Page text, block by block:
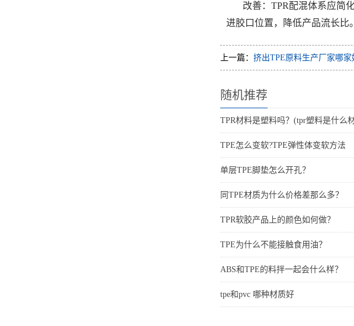
改善：TPR配混体系应简
进胶口位置，降低产品流长比。
上一篇： 挤出TPE原料生产厂家哪家
随机推荐
TPR材料是塑料吗？(tpr塑料是什么
TPE怎么变软?TPE弹性体变软方法
单层TPE脚垫怎么开孔？
同TPE材质为什么价格差那么多？
TPR软胶产品上的颜色如何做？
TPE为什么不能接触食用油？
ABS和TPE的料拌一起会什么样？
tpe和pvc 哪种材质好